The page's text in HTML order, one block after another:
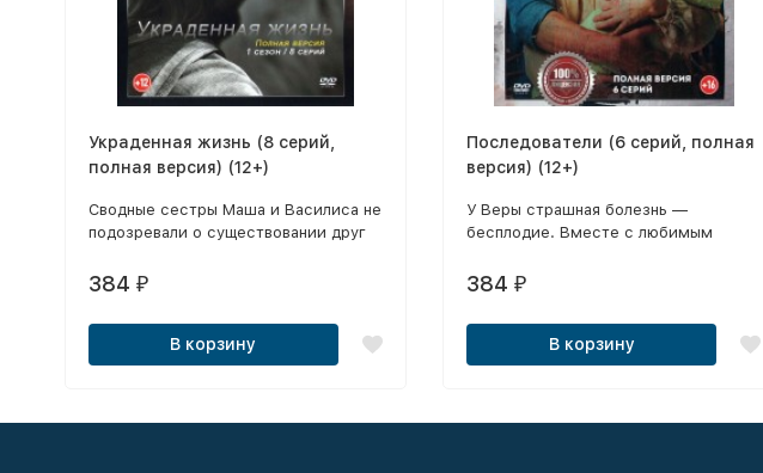
Украденная жизнь (8 серий,
полная версия) (12+)
Сводные сестры Маша и Василиса не
подозревали о существовании друг
спустя годы.
384 ₽
В корзину
Последователи (6 серий, полная
версия) (12+)
У Веры страшная болезнь —
бесплодие. Вместе с любимым
далекий тайный скит, где живет
384₽
В корзину